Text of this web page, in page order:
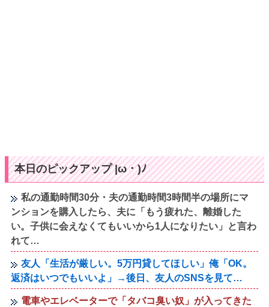
本日のピックアップ |ω・)ﾉ
私の通勤時間30分・夫の通勤時間3時間半の場所にマ
ンションを購入したら、夫に「もう疲れた、離婚した
い。子供に会えなくてもいいから1人になりたい」と言わ
れて…
友人「生活が厳しい。5万円貸してほしい」俺「OK。
返済はいつでもいいよ」→後日、友人のSNSを見て…
電車やエレベーターで「タバコ臭い奴」が入ってきた